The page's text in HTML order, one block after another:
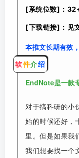
[系统位数]：
[下载链接]：见
本推文长期有效
软件介绍
EndNote是一款
对于搞科研的小
始的时候还好，
里。但是如果我
我们想要找一个